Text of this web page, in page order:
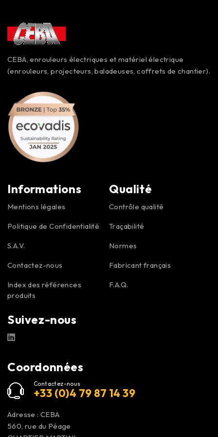
CEBA, enrouleurs électriques et matériel électrique
(enrouleurs, projecteurs, baladeuses, coffrets de chantier).
Informations
Mentions légales
Politique de Confidentialité
S.A.V.
Contactez-nous
Index des références
produits
Suivez-nous
Qualité
Contrôle qualité
Traçabilité
Normes
Fabricant français
F.A.Q.
Coordonnées
Contactez-nous
+33 (0)4 79 87 14 39
Adresse : CEBA
560, rue du Péage